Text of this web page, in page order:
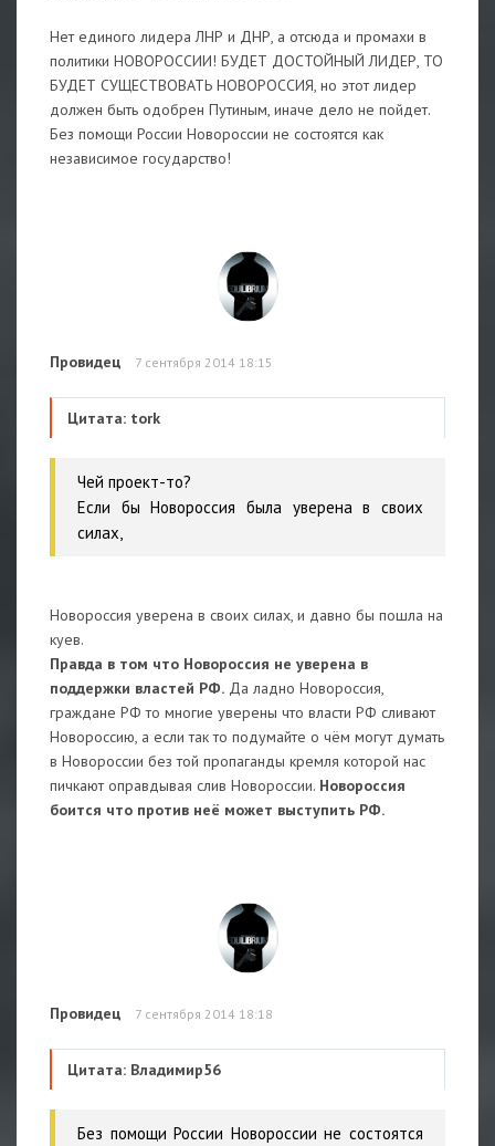
Нет единого лидера ЛНР и ДНР, а отсюда и промахи в
политики НОВОРОССИИ! БУДЕТ ДОСТОЙНЫЙ ЛИДЕР, ТО
БУДЕТ СУЩЕСТВОВАТЬ НОВОРОССИЯ, но этот лидер
должен быть одобрен Путиным, иначе дело не пойдет.
Без помощи России Новороссии не состоятся как
независимое государство!
Провидец 7 сентября 2014 18:15
Цитата: tork
Чей проект-то?
Если бы Новороссия была уверена в своих
силах,
Новороссия уверена в своих силах, и давно бы пошла на
куев.
Правда в том что Новороссия не уверена в
поддержки властей РФ. Да ладно Новороссия,
граждане РФ то многие уверены что власти РФ сливают
Новороссию, а если так то подумайте о чём могут думать
в Новороссии без той пропаганды кремля которой нас
пичкают оправдывая слив Новороссии. Новороссия
боится что против неё может выступить РФ.
Провидец 7 сентября 2014 18:18
Цитата: Владимир56
Без помощи России Новороссии не состоятся